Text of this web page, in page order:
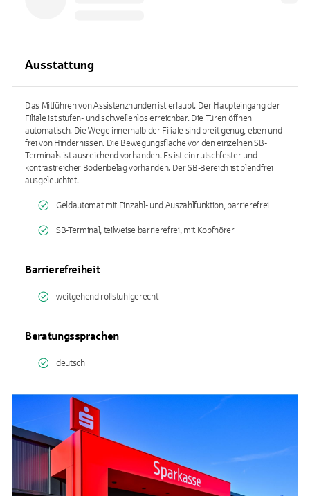
Ausstattung
Das Mitführen von Assistenzhunden ist erlaubt. Der Haupteingang der
Filiale ist stufen- und schwellenlos erreichbar. Die Türen öffnen
automatisch. Die Wege innerhalb der Filiale sind breit genug, eben und
frei von Hindernissen. Die Bewegungsfläche vor den einzelnen SB-
Terminals ist ausreichend vorhanden. Es ist ein rutschfester und
kontrastreicher Bodenbelag vorhanden. Der SB-Bereich ist blendfrei
ausgeleuchtet.
Geldautomat mit Einzahl- und Auszahlfunktion, barrierefrei
SB-Terminal, teilweise barrierefrei, mit Kopfhörer
Barrierefreiheit
weitgehend rollstuhlgerecht
Beratungssprachen
deutsch